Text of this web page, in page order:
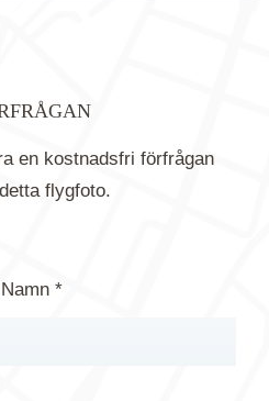
en kostnadsfri förfrågan
flygfoto.
Namn *